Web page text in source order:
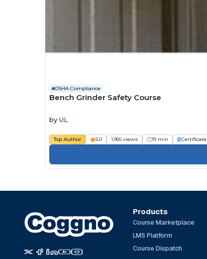
OSHA Compliance
Bench Grinder Safety Course
by UL
Top Author 5.0 1,965 views 19 min Certificate
Products
Course Marketplace
LMS Platform
Course Dispatch